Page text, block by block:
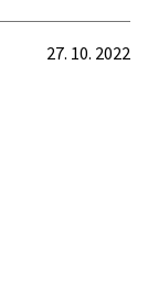
27. 10. 2022